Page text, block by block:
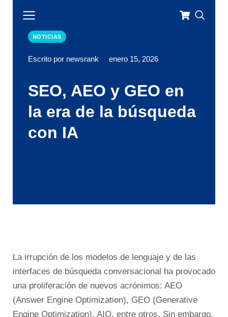
NOTICIAS
Escrito por newsrank enero 15, 2026
SEO, AEO y GEO en
la era de la búsqueda
con IA
La irrupción de los modelos de lenguaje y de las
interfaces de búsqueda conversacional ha provocado
una proliferación de nuevos acrónimos: AEO
(Answer Engine Optimization), GEO (Generative
Engine Optimization), AIO, entre otros. Sin embargo,